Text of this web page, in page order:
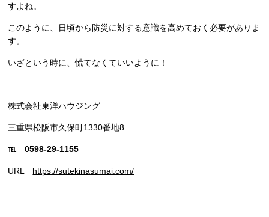
すよね。
このように、日頃から防災に対する意識を高めておく必要がありま
す。
いざという時に、慌てなくていいように！
株式会社東洋ハウジング
三重県松阪市久保町1330番地8
℡ 0598-29-1155
URL https://sutekinasumai.com/